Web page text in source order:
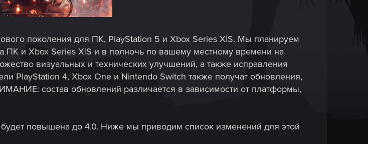
поколения для ПК, PlayStation 5 и Xbox Series X|S. Мы планируем
ПК и Xbox Series X|S и в полночь по вашему местному времени на
визуальных и технических улучшений, а также исправления
PlayStation 4, Xbox One и Nintendo Switch также получат обновления,
состав обновлений различается в зависимости от платформы,
повышена до 4.0. Ниже мы приводим список изменений для этой